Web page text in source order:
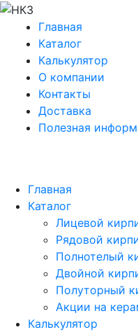
Главная
Каталог
Калькулятор
О компании
Контакты
Доставка
Полезная
Главная
Каталог
Лицевой
Рядовой
Полнотелый
Двойной
Полуторный
Акции на
Калькулятор